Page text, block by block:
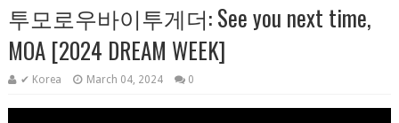
투모로우바이투게더: See you next time,
MOA [2024 DREAM WEEK]
✔ Korea March 04, 2024 0